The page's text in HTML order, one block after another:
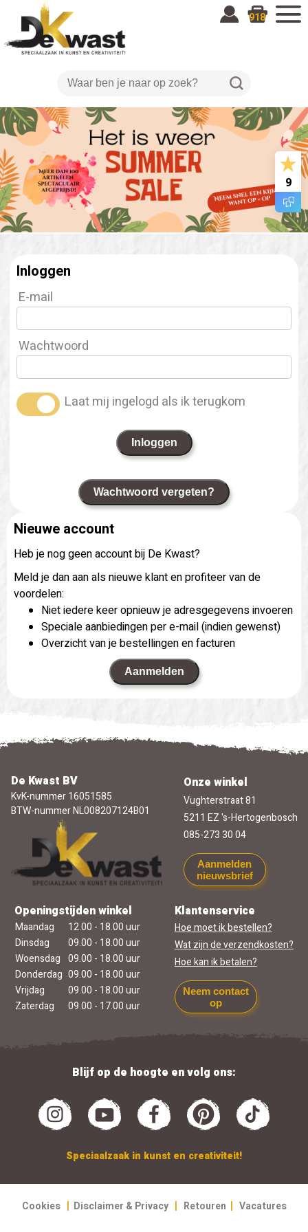
918
9
Inloggen
E-mail
Wachtwoord
Laat mij ingelogd als ik terugkom
Inloggen
Wachtwoord vergeten?
Nieuwe account
Heb je nog geen account bij De Kwast?
Meld je dan aan als nieuwe klant en profiteer van de
voordelen:
Niet iedere keer opnieuw je adresgegevens invoeren
Speciale aanbiedingen per e-mail (indien gewenst)
Overzicht van je bestellingen en facturen
Aanmelden
De Kwast BV
KvK-nummer 16051585
BTW-nummer NL008207124B01
Onze winkel
Vughterstraat 81
5211 EZ 's-Hertogenbosch
085-273 30 04
Aanmelden
nieuwsbrief
Openingstijden winkel
Maandag
12.00 - 18.00 uur
Dinsdag
09.00 - 18.00 uur
Woensdag 09.00 - 18.00 uur
Donderdag 09.00 - 18.00 uur
Vrijdag
09.00 - 18.00 uur
Zaterdag
09.00 - 17.00 uur
Klantenservice
Hoe moet ik bestellen?
Wat zijn de verzendkosten?
Hoe kan ik betalen?
Neem contact
op
Blijf op de hoogte en volg ons:
Speciaalzaak in kunst en creativiteit!
Cookies | Disclaimer & Privacy | Retouren | Vacatures